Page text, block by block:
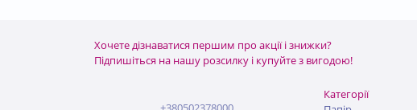
Хочете дізнаватися першим про акції і знижки?
Підпишіться на нашу розсилку і купуйте з вигодою!
Категорії